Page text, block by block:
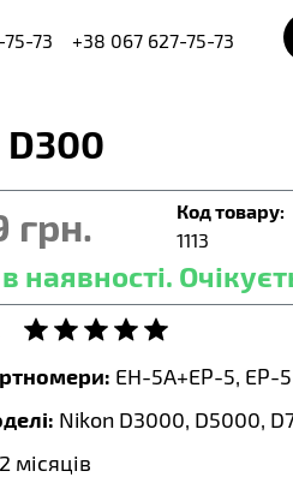
73
+38 067 627-75-73
грн.
Код товару:
1113
наявності.
EH-5A+EP-5, EP-5
Nikon D3000, D5000,
місяців